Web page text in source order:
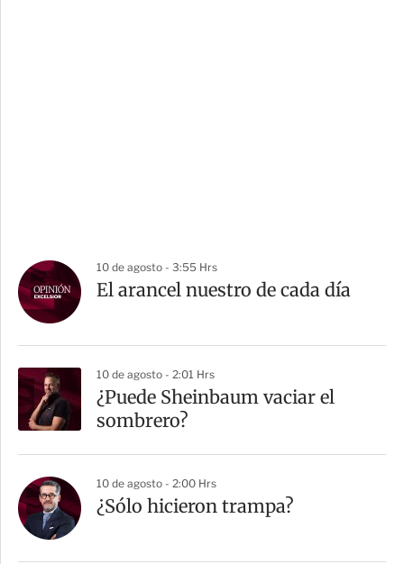
10 de agosto - 3:55 Hrs
El arancel nuestro de cada día
10 de agosto - 2:01 Hrs
¿Puede Sheinbaum vaciar el
sombrero?
10 de agosto - 2:00 Hrs
¿Sólo hicieron trampa?